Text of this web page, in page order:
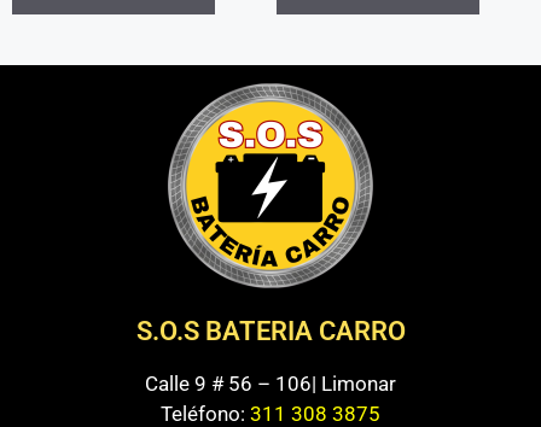
S.O.S BATERIA CARRO
Calle 9 # 56 – 106| Limonar
Teléfono: 311 308 3875